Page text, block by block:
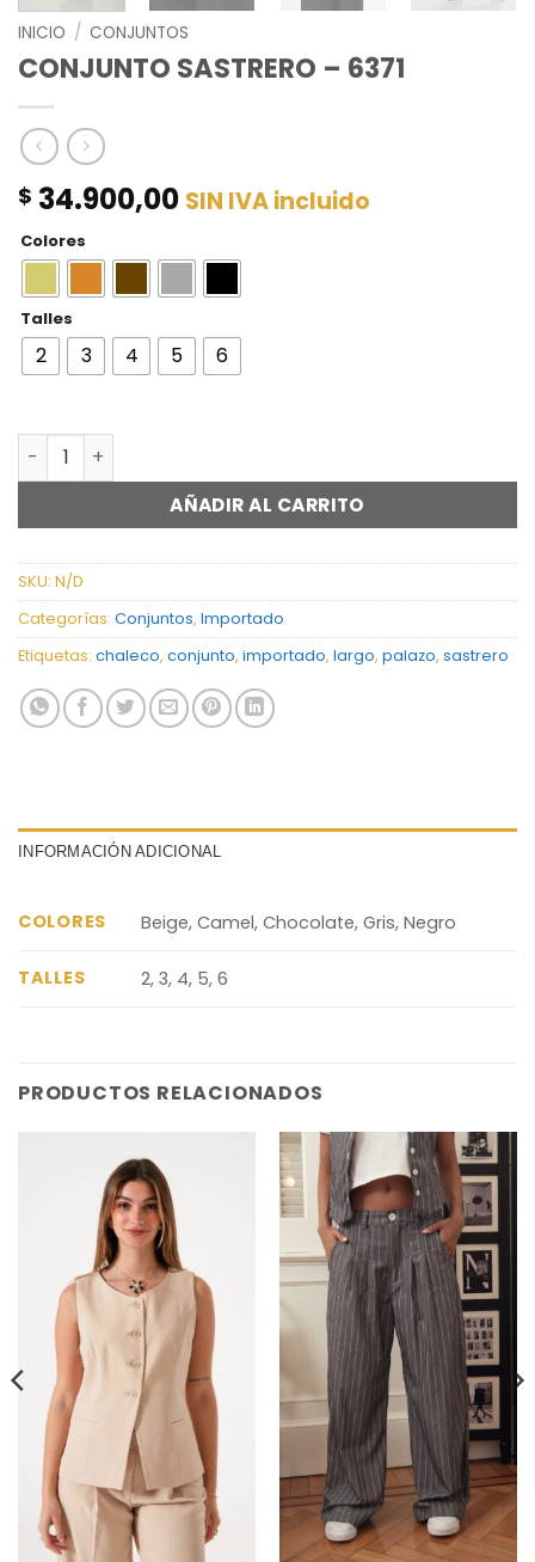
INICIO / CONJUNTOS
CONJUNTO SASTRERO – 6371
$ 34.900,00 SIN IVA incluido
Colores
Talles
2 3 4 5 6
CONJUNTO SASTRERO - 6371 cantidad
AÑADIR AL CARRITO
SKU: N/D
Categorías: Conjuntos, Importado
Etiquetas: chaleco, conjunto, importado, largo, palazo, sastrero
INFORMACIÓN ADICIONAL
COLORES Beige, Camel, Chocolate, Gris, Negro
TALLES 2, 3, 4, 5, 6
PRODUCTOS RELACIONADOS